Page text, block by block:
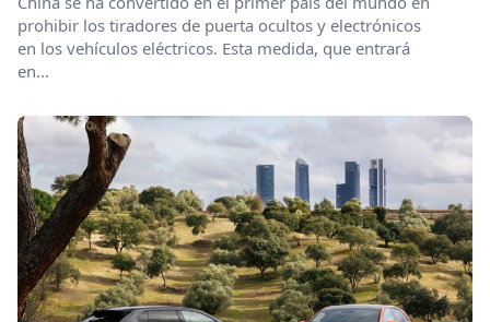
prohibir los tiradores de puerta ocultos y electrónicos
en los vehículos eléctricos. Esta medida, que entrará
en...